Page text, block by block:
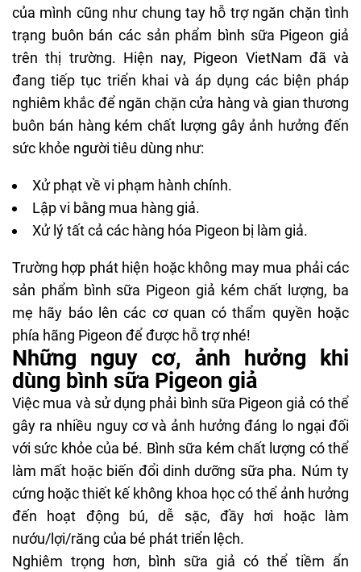
của mình cũng như chung tay hỗ trợ ngăn chặn tình
trạng buôn bán các sản phẩm bình sữa Pigeon giả
trên thị trường. Hiện nay, Pigeon VietNam đã và
đang tiếp tục triển khai và áp dụng các biện pháp
nghiêm khắc để ngăn chặn cửa hàng và gian thương
buôn bán hàng kém chất lượng gây ảnh hưởng đến
sức khỏe người tiêu dùng như:
Xử phạt về vi phạm hành chính.
Lập vi bằng mua hàng giả.
Xử lý tất cả các hàng hóa Pigeon bị làm giả.
Trường hợp phát hiện hoặc không may mua phải các
sản phẩm bình sữa Pigeon giả kém chất lượng, ba
mẹ hãy báo lên các cơ quan có thẩm quyền hoặc
phía hãng Pigeon để được hỗ trợ nhé!
Những nguy cơ, ảnh hưởng khi
dùng bình sữa Pigeon giả
Việc mua và sử dụng phải bình sữa Pigeon giả có thể
gây ra nhiều nguy cơ và ảnh hưởng đáng lo ngại đối
với sức khỏe của bé. Bình sữa kém chất lượng có thể
làm mất hoặc biến đổi dinh dưỡng sữa pha. Núm ty
cứng hoặc thiết kế không khoa học có thể ảnh hưởng
đến hoạt động bú, dễ sặc, đầy hơi hoặc làm
nướu/lợi/răng của bé phát triển lệch.
Nghiêm trọng hơn, bình sữa giả có thể tiềm ẩn